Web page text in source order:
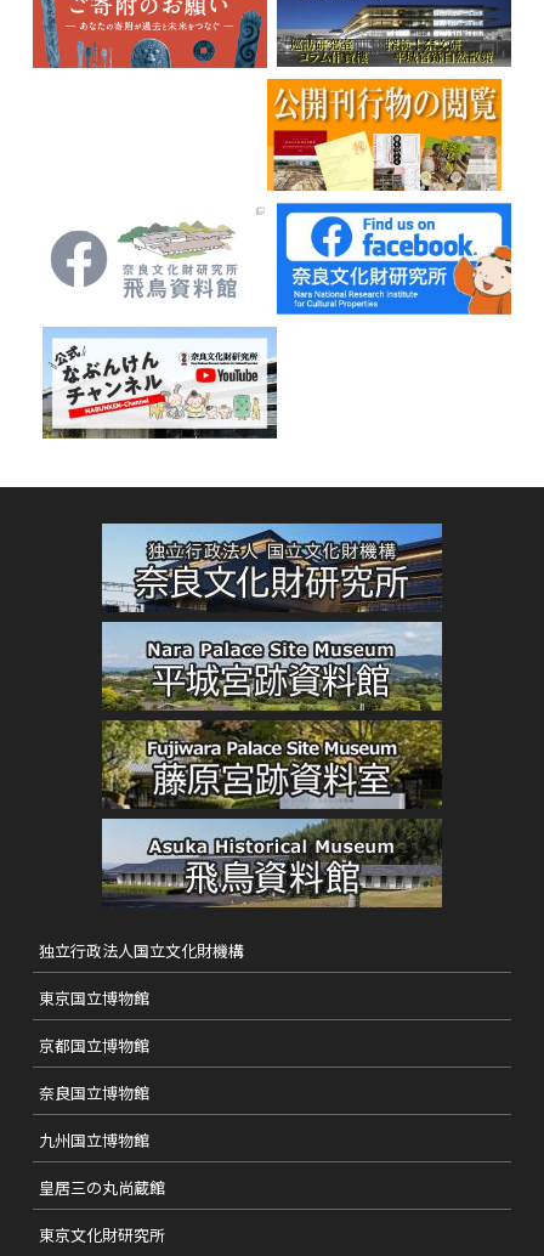
独立行政法人国立文化財機構
東京国立博物館
京都国立博物館
奈良国立博物館
九州国立博物館
皇居三の丸尚蔵館
東京文化財研究所